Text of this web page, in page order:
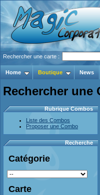
Rechercher une carte :
Home Boutique News
Rechercher une
Rubrique Combos
Liste des Combos
Proposer une Combo
Recherche
Catégorie
Carte